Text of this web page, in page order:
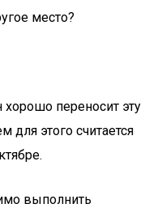
место?
переносит эту
этого считается
выполнить